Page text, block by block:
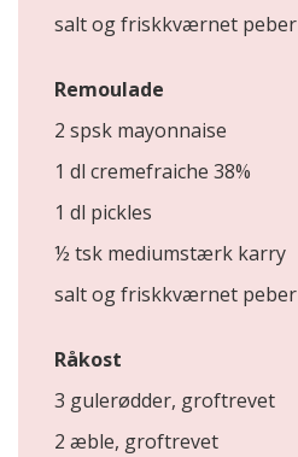
salt og friskkværnet peber
Remoulade
2 spsk mayonnaise
1 dl cremefraiche 38%
1 dl pickles
½ tsk mediumstærk karry
salt og friskkværnet peber
Råkost
3 gulerødder, groftrevet
2 æble, groftrevet